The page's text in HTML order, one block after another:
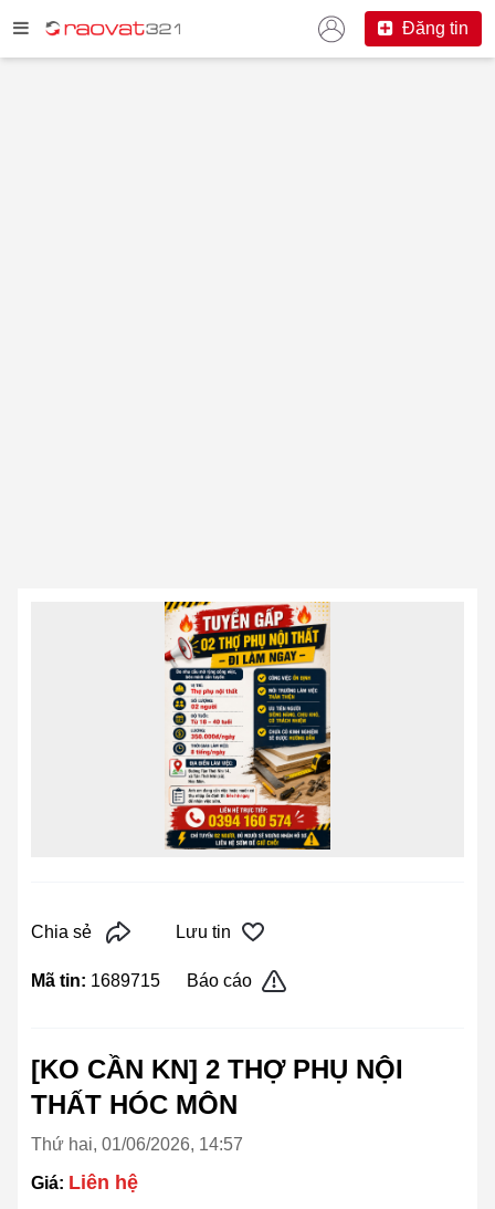
Đăng tin
Chia sẻ Lưu tin
Mã tin: 1689715 Báo cáo
[KO CẦN KN] 2 THỢ PHỤ NỘI
THẤT HÓC MÔN
Thứ hai, 01/06/2026, 14:57
Giá: Liên hệ